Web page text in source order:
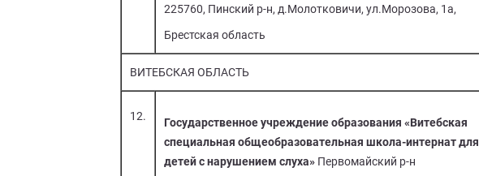
225760, Пинский р-н, д.Молотковичи, ул.Морозова, 1а,
Брестская область
ВИТЕБСКАЯ ОБЛАСТЬ
12.
Государственное учреждение образования «Витебская
специальная общеобразовательная школа-интернат для
детей с нарушением слуха» Первомайский р-н